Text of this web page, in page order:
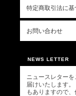
特定商取引法に基
お問い合わせ
NEWS LETTER
ニュースレター
届けいたします
もありますので、